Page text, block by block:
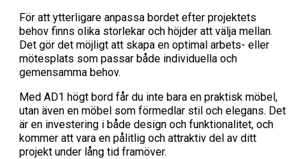
För att ytterligare anpassa bordet efter projektets
behov finns olika storlekar och höjder att välja mellan.
Det gör det möjligt att skapa en optimal arbets- eller
mötesplats som passar både individuella och
gemensamma behov.
Med AD1 högt bord får du inte bara en praktisk möbel,
utan även en möbel som förmedlar stil och elegans. Det
är en investering i både design och funktionalitet, och
kommer att vara en pålitlig och attraktiv del av ditt
projekt under lång tid framöver.